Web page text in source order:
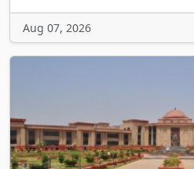
Aug 07, 2026